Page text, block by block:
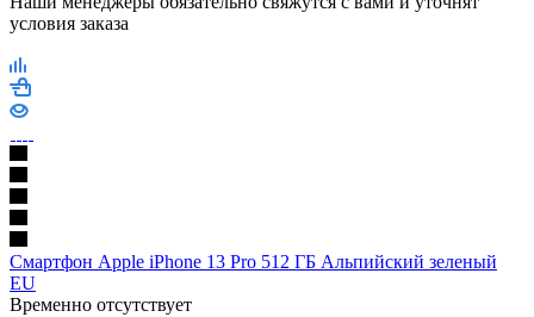
условия заказа
Смартфон Apple iPhone 13 Pro 512 ГБ Альпийский зеленый
EU
Временно отсутствует